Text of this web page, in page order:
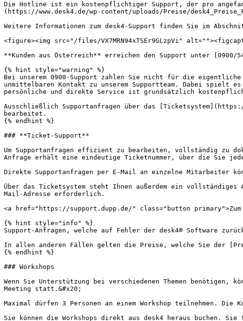
Die Hotline ist ein kostenpflichtiger Support, der pro
(https://www.desk4.de/wp-content/uploads/Preise/
Weitere Informationen zum desk4-Support finden Sie im
<figure><img src="/files/VX7MRN94xTSEr9GLzpVi"
**Kunden aus Österreich** erreichen den Support unter [0900/
{% hint style="warning" %}
Bei unserem 0900-Support zahlen Sie nicht für die
unmittelbaren Kontakt zu unserem Supportteam. Dabei spielt
persönliche und direkte Service ist grundsätzlich
Ausschließlich Supportanfragen über das
bearbeitet.
{% endhint %}
### **Ticket-Support**
Um Supportanfragen effizient zu bearbeiten, vollständig zu
Anfrage erhält eine eindeutige Ticketnummer, über die Sie
Direkte Supportanfragen per E-Mail an einzelne Mitarbeiter
Über das Ticketsystem steht Ihnen außerdem ein
Mail-Adresse erforderlich.
<a href="https://support.dupp.de/" class="button
{% hint style="info" %}
Support-Anfragen, welche auf Fehler der desk4® Software
In allen anderen Fällen gelten die Preise, welche Sie der
{% endhint %}
### Workshops
Wenn Sie Unterstützung bei verschiedenen Themen benötigen,
Meeting statt.&#x20;
Maximal dürfen 3 Personen an einem Workshop teilnehmen. Die
Sie können die Workshops direkt aus desk4 heraus buchen.